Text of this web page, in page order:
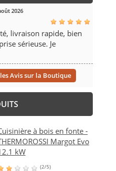
2026
livraison rapide, bien
sérieuse. Je
Avis sur la Boutique
à bois en fonte -
Margot Evo
kW
(2/5)